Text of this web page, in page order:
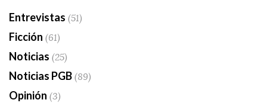
Entrevistas (51)
Ficción (61)
Noticias (25)
Noticias PGB(89)
Opinión (3)